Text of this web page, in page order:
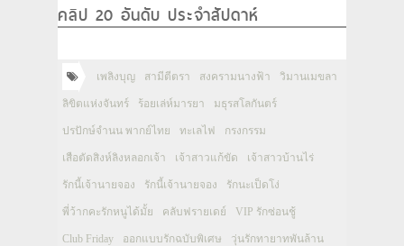
คลิป 20 อันดับ ประจำสัปดาห์
เพลิงบุญ สามีตีตรา สงครามนางฟ้า วิมานเมขลา
ลิขิตแห่งจันทร์ ร้อยเล่ห์มารยา มธุรสโลกันตร์
ปรปักษ์จำนน พากย์ไทย ทะเลไฟ กรงกรรม
เสือตัดสิงห์ลิงหลอกเจ้า เจ้าสาวแก้ขัด เจ้าสาวบ้านไร่
รักนี้เจ้านายจอง รักนี้เจ้านายจอง รักนะเป็ดโง่
พี่ว้ากคะรักหนูได้มั้ย คลับฟรายเดย์ VIP รักซ่อนชู้
Club Friday ออกแบบรักฉบับพิเศษ วุ่นรักทายาทพันล้าน